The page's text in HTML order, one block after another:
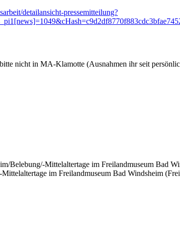
detailansicht-pressemitteilung?
nicht in MA-Klamotte (Ausnahmen ihr seit
Belebung/-Mittelaltertage im Freilandmuseum Bad
im Freilandmuseum Bad Windsheim